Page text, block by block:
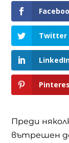
Twitter
Преди
вътрешен